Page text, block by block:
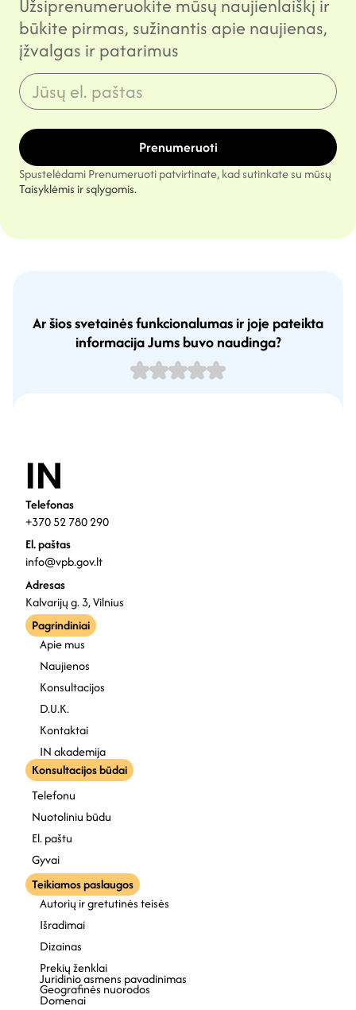
Užsiprenumeruokite mūsų naujienlaiškį ir
būkite pirmas, sužinantis apie naujienas,
įžvalgas ir patarimus
Prenumeruoti
Spustelėdami Prenumeruoti patvirtinate, kad sutinkate su mūsų
Taisyklėmis ir sąlygomis.
Ar šios svetainės funkcionalumas ir joje pateikta
informacija Jums buvo naudinga?
Telefonas
+370 52 780 290
El. paštas
info@vpb.gov.lt
Adresas
Kalvarijų g. 3, Vilnius
Pagrindiniai
Apie mus
Naujienos
Konsultacijos
D.U.K.
Kontaktai
IN akademija
Konsultacijos būdai
Telefonu
Nuotoliniu būdu
El. paštu
Gyvai
Teikiamos paslaugos
Autorių ir gretutinės teisės
Išradimai
Dizainas
Prekių ženklai
Geografinės nuorodos
Juridinio asmens pavadinimas
Domenai